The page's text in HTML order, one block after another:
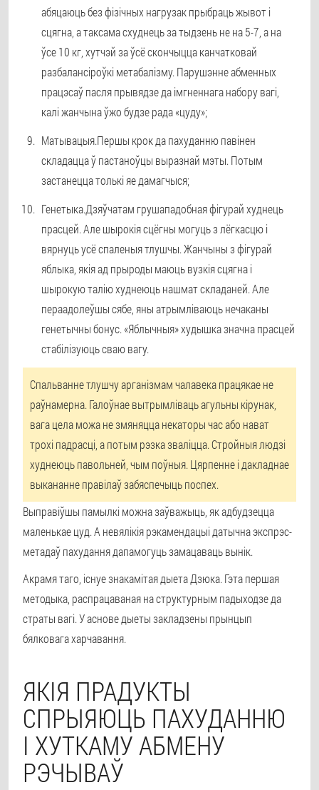
абяцаюць без фізічных нагрузак прыбраць жывот і
сцягна, а таксама схуднець за тыдзень не на 5-7, а на
ўсе 10 кг, хутчэй за ўсё скончыцца канчатковай
разбалансіроўкі метабалізму. Парушэнне абменных
працэсаў пасля прывядзе да імгненнага набору вагі,
калі жанчына ўжо будзе рада «цуду»;
Матывацыя.Першы крок да пахуданню павінен
складацца ў пастаноўцы выразнай мэты. Потым
застанецца толькі яе дамагчыся;
Генетыка.Дзяўчатам грушападобная фігурай худнець
прасцей. Але шырокія сцёгны могуць з лёгкасцю і
вярнуць усё спаленыя тлушчы. Жанчыны з фігурай
яблыка, якія ад прыроды маюць вузкія сцягна і
шырокую талію худнеюць нашмат складаней. Але
пераадолеўшы сябе, яны атрымліваюць нечаканы
генетычны бонус. «Яблычныя» худышка значна прасцей
стабілізуюць сваю вагу.
Спальванне тлушчу арганізмам чалавека працякае не
раўнамерна. Галоўнае вытрымліваць агульны кірунак,
вага цела можа не змяняцца некаторы час або нават
трохі падрасці, а потым рэзка зваліцца. Стройныя людзі
худнеюць павольней, чым поўныя. Цярпенне і дакладнае
выкананне правілаў забяспечыць поспех.
Выправіўшы памылкі можна заўважыць, як адбудзецца
маленькае цуд. А невялікія рэкамендацыі датычна экспрэс-
метадаў пахудання дапамогуць замацаваць вынік.
Акрамя таго, існуе знакамітая дыета Дзюка. Гэта першая
методыка, распрацаваная на структурным падыходзе да
страты вагі. У аснове дыеты закладзены прынцып
бялковага харчавання.
ЯКІЯ ПРАДУКТЫ
СПРЫЯЮЦЬ ПАХУДАННЮ
І ХУТКАМУ АБМЕНУ
РЭЧЫВАЎ